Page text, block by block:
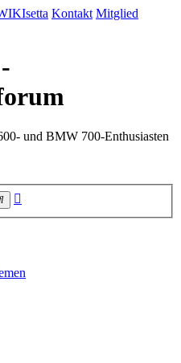
Kontakt Mitglied
und BMW 700-Enthusiasten
Suche